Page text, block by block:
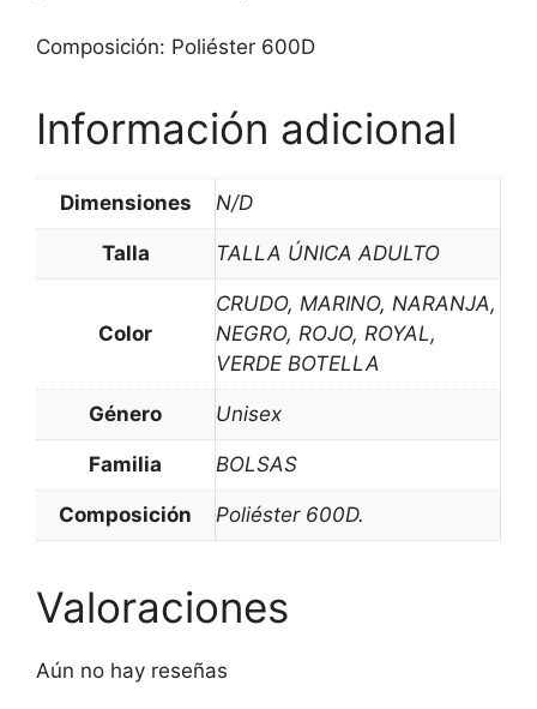
Composición: Poliéster 600D
Información adicional
Dimensiones N/D
Talla TALLA ÚNICA ADULTO
Color
CRUDO, MARINO, NARANJA,
NEGRO, ROJO, ROYAL,
VERDE BOTELLA
Género Unisex
Familia BOLSAS
Composición Poliéster 600D.
Valoraciones
Aún no hay reseñas